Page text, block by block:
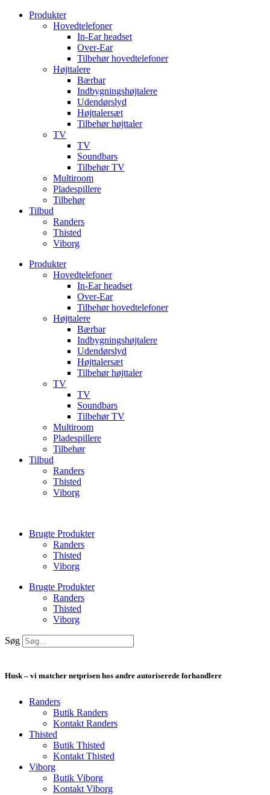
VidereProdukter
Hovedtelefoner
In-Ear headset
Over-Ear
Tilbehør hovedtelefoner
Højttalere
Bærbar
Indbygningshøjtalere
Udendørslyd
Højttalersæt
Tilbehør højttaler
TV
TV
Soundbars
Tilbehør TV
Multiroom
Pladespillere
Tilbehør
Tilbud
Randers
Thisted
Viborg
Produkter
Hovedtelefoner
In-Ear headset
Over-Ear
Tilbehør hovedtelefoner
Højttalere
Bærbar
Indbygningshøjtalere
Udendørslyd
Højttalersæt
Tilbehør højttaler
TV
TV
Soundbars
Tilbehør TV
Multiroom
Pladespillere
Tilbehør
Tilbud
Randers
Thisted
Viborg
Brugte Produkter
Randers
Thisted
Viborg
Brugte Produkter
Randers
Thisted
Viborg
Søg
Husk – vi matcher netprisen hos andre autoriserede forhandlere
Randers
Butik Randers
Kontakt Randers
Thisted
Butik Thisted
Kontakt Thisted
Viborg
Butik Viborg
Kontakt Viborg